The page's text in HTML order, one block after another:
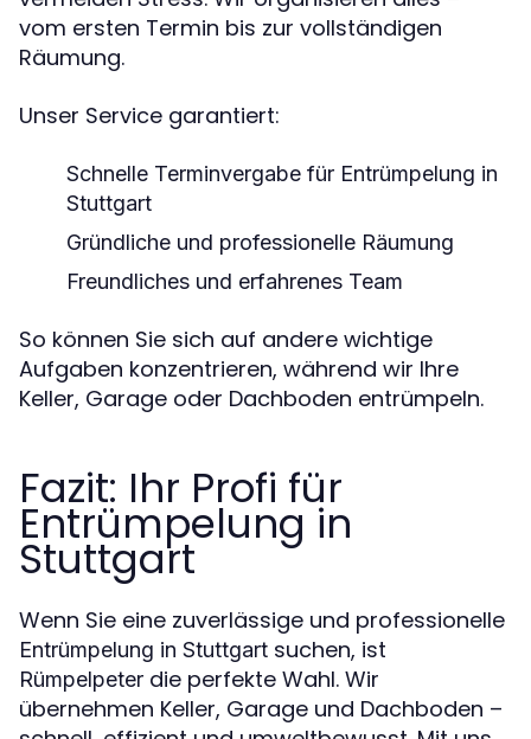
vom ersten Termin bis zur vollständigen
Räumung.
Unser Service garantiert:
Schnelle Terminvergabe für Entrümpelung in
Stuttgart
Gründliche und professionelle Räumung
Freundliches und erfahrenes Team
So können Sie sich auf andere wichtige
Aufgaben konzentrieren, während wir Ihre
Keller, Garage oder Dachboden entrümpeln.
Fazit: Ihr Profi für
Entrümpelung in
Stuttgart
Wenn Sie eine zuverlässige und professionelle
Entrümpelung in Stuttgart suchen, ist
Rümpelpeter die perfekte Wahl. Wir
übernehmen Keller, Garage und Dachboden –